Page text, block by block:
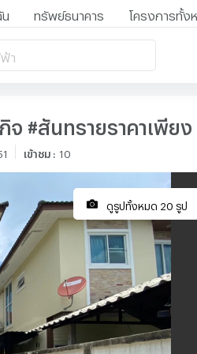
น ทรัพย์ธนาคาร โครงการทั้ง
ฟ้า
จ #สันทรายราคาเพีย
เข้าชม: 10
ดูรูปทั้งหมด 20 รูป